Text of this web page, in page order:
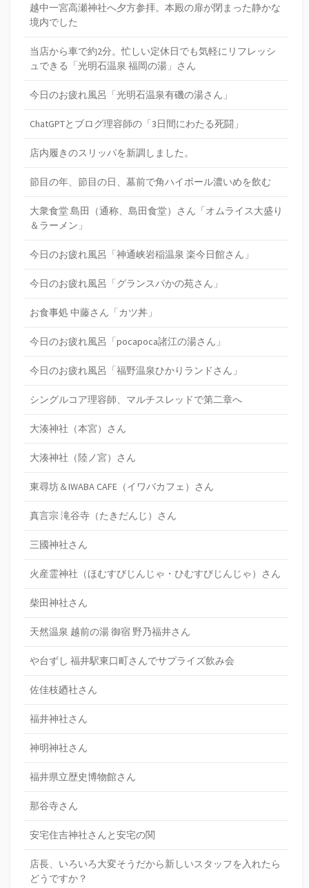
越中一宮高瀬神社へ夕方参拝。本殿の扉が閉まった静かな
境内でした
当店から車で約2分。忙しい定休日でも気軽にリフレッシ
ュできる「光明石温泉 福岡の湯」さん
今日のお疲れ風呂「光明石温泉有磯の湯さん」
ChatGPTとブログ理容師の「3日間にわたる死闘」
店内履きのスリッパを新調しました。
節目の年、節目の日、墓前で角ハイボール濃いめを飲む
大衆食堂 島田（通称、島田食堂）さん「オムライス大盛り
＆ラーメン」
今日のお疲れ風呂「神通峡岩稲温泉 楽今日館さん」
今日のお疲れ風呂「グランスパかの苑さん」
お食事処 中藤さん「カツ丼」
今日のお疲れ風呂「pocapoca諸江の湯さん」
今日のお疲れ風呂「福野温泉ひかりランドさん」
シングルコア理容師、マルチスレッドで第二章へ
大湊神社（本宮）さん
大湊神社（陸ノ宮）さん
東尋坊＆IWABA CAFE（イワバカフェ）さん
真言宗 滝谷寺（たきだんじ）さん
三國神社さん
火産霊神社（ほむすびじんじゃ・ひむすびじんじゃ）さん
柴田神社さん
天然温泉 越前の湯 御宿 野乃福井さん
や台ずし 福井駅東口町さんでサプライズ飲み会
佐佳枝廼社さん
福井神社さん
神明神社さん
福井県立歴史博物館さん
那谷寺さん
安宅住吉神社さんと安宅の関
店長、いろいろ大変そうだから新しいスタッフを入れたら
どうですか？